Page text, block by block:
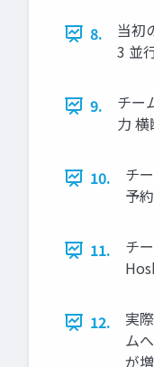
8.
当初
3 並
9.
チー
力
10.
チ
予
11.
チ
12.
実
ム
が